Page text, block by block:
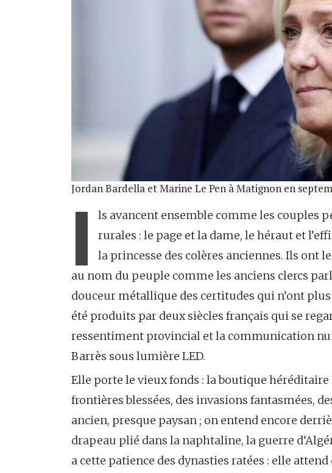
Jordan Bardella et Marine Le Pen à Matignon en
I
ls avancent ensemble comme les couples
rurales : le page et la dame, le héraut et
la princesse des colères anciennes. Ils ont
au nom du peuple comme les anciens clercs
douceur métallique des certitudes qui n’ont
été produits par deux siècles français qui se
ressentiment provincial et la communication
Barrès sous lumière LED.
Elle porte le vieux fonds : la boutique héréditaire
frontières blessées, des invasions fantasmées,
ancien, presque paysan ; on entend encore
drapeau plié dans la naphtaline, la guerre
a cette patience des dynasties ratées : elle